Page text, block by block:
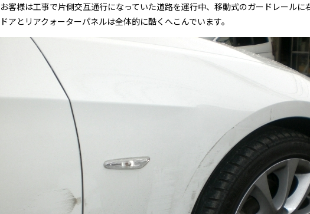
お客様は工事で片側交互通行になっていた道路を運行中、移動式のガードレール
ドアとリアクォーターパネルは全体的に酷くへこんでいます。